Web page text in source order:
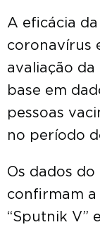
A eficácia
coronavírus
avaliação
base em
pessoas
no período
Os dados
confirmam a
“Sputnik V”